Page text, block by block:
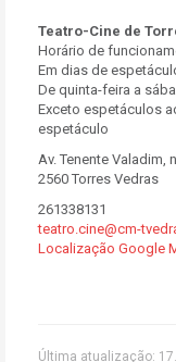
Teatro-Cine de
Horário de
Em dias de
De quinta-feira a
Exceto espetáculos
espetáculo
Av. Tenente Valadim,
2560 Torres Vedras
261338131
teatro.cine@cm-
Localização Google
Última atualização: